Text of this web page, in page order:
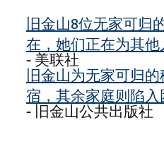
旧金山8位无家可归
在，她们正在为其他
- 美联社
旧金山为无家可归
宿，其余家庭则陷入
- 旧金山公共出版社